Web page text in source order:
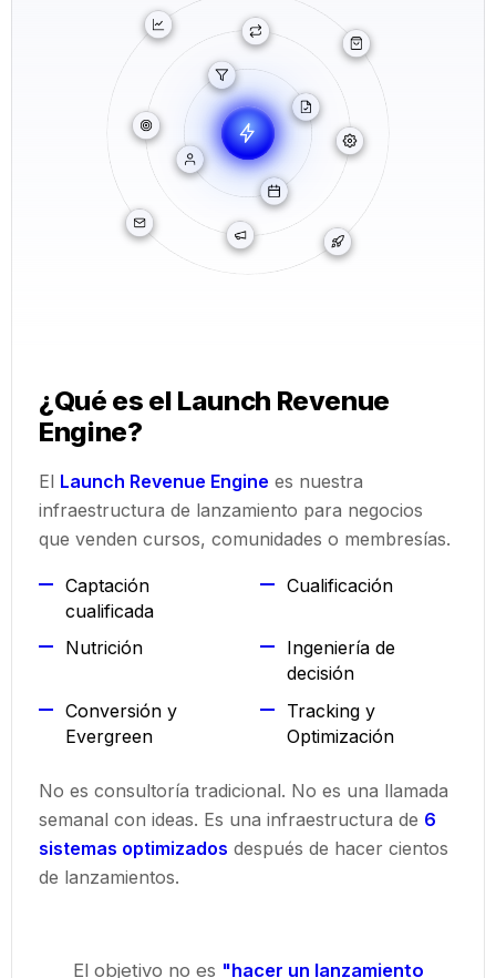
¿Qué es el Launch Revenue
Engine?
El Launch Revenue Engine es nuestra
infraestructura de lanzamiento para negocios
que venden cursos, comunidades o membresías.
Captación
cualificada
Cualificación
Nutrición
Ingeniería de
decisión
Conversión y
Evergreen
Tracking y
Optimización
No es consultoría tradicional. No es una llamada
semanal con ideas. Es una infraestructura de 6
sistemas optimizados después de hacer cientos
de lanzamientos.
El objetivo no es "hacer un lanzamiento